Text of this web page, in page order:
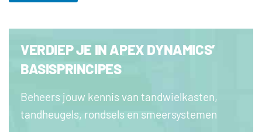
VERDIEP JE IN APEX DYNAMICS’
BASISPRINCIPES
Beheers jouw kennis van tandwielkasten,
tandheugels, rondsels en smeersystemen